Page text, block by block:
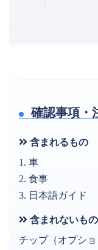
確認事項・
含まれるもの
1. 車
2. 食事
3. 日本語ガイド
含まれないもの
チップ（オプショ